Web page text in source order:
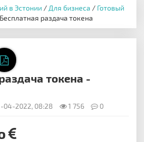
в Эстонии / Для бизнеса / Готовый
раздача токена
токена -
2022, 08:28 1 756 0